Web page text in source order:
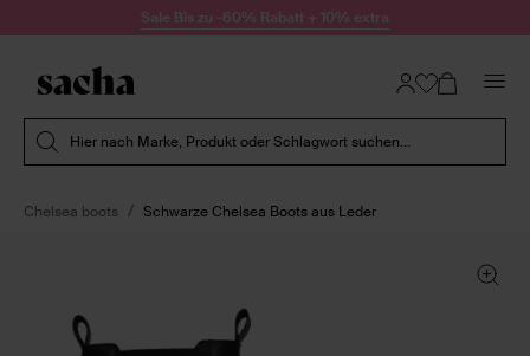
Zum Inhalt springenSale Bis zu -60% Rabatt + 10% extra
Hier nach Marke, Produkt oder Schlagwort suchen...
Chelsea boots Schwarze Chelsea Boots aus Leder